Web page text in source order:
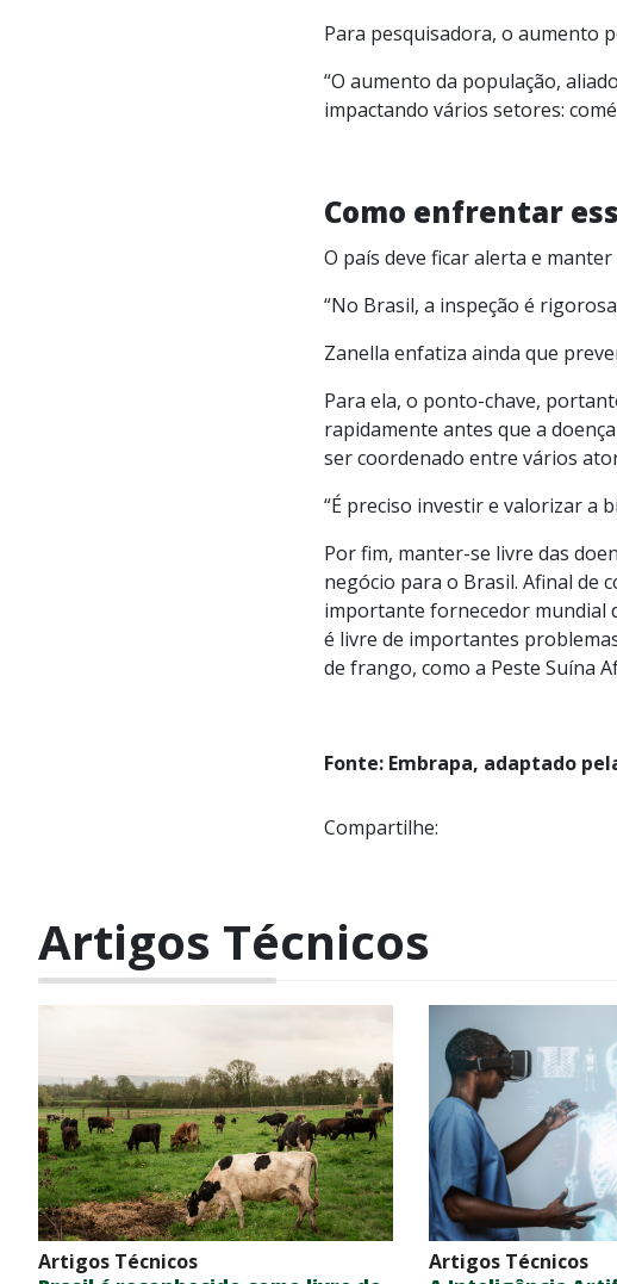
Para pesquisadora, o aumento
“O aumento da população,
impactando vários setores:
Como enfrentar
O país deve ficar alerta e
“No Brasil, a inspeção é
Zanella enfatiza ainda que
Para ela, o ponto-chave,
rapidamente antes que a
ser coordenado entre vários
“É preciso investir e valorizar a
Por fim, manter-se livre das
negócio para o Brasil. Afinal de
importante fornecedor mundial
é livre de importantes
de frango, como a Peste Suína
Fonte: Embrapa, adaptado
Compartilhe:
Artigos Técnicos
Artigos Técnicos
Artigos Técnicos